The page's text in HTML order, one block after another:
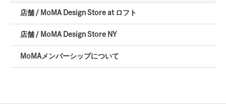
店舗 / MoMA Design Store at ロフト
店舗 / MoMA Design Store NY
MoMAメンバーシップについて